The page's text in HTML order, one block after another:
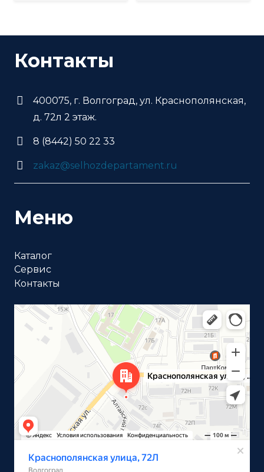
Контакты
400075, г. Волгоград, ул. Краснополянская,
д. 72л 2 этаж.
8 (8442) 50 22 33
zakaz@selhozdepartament.ru
Меню
Каталог
Сервис
Контакты
Волгоград
Краснополянская улица, 72Л на карте Волгограда —